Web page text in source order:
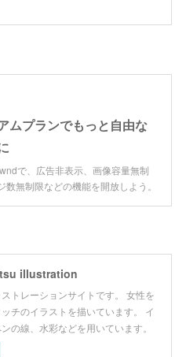
ムプランでもっと自由な
で、広告非表示、画像容量無制
数無制限などの機能を開放しよう。
illustration
トレーションサイトです。 女性を
チのイラストを描いています。 イ
の線、水彩などを用いています。